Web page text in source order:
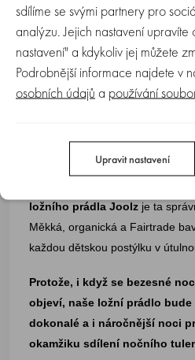
Do oblíbených Hlídací pes
Více o produktu
Hledáte ten nejlepší dárek?
Ať už je to na baby shower,
ložního prádla Joolz je ta
Měkká, organická a Fairtrade
každou dětskou postýlku v
Protože, i když se bezesné
objeví, naše ložní prádlo
dokonalé a i náročnější noci
okamžiku sdílení nočního
sdílíme se svými partnery pro
analýzu. Jejich nastavení
nastavení" a kdykoliv jej můžete
Podrobnější informace najdete v
osobních údajů a používání
Upravit nastavení